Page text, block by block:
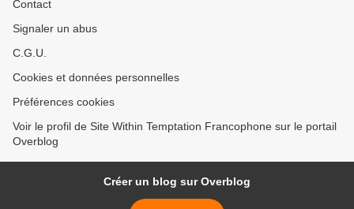
Contact
Signaler un abus
C.G.U.
Cookies et données personnelles
Préférences cookies
Voir le profil de Site Within Temptation Francophone sur le portail
Overblog
Créer un blog sur Overblog